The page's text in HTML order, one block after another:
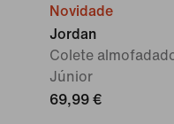
Novidade
Jordan
Colete
Júnior
69,99 €